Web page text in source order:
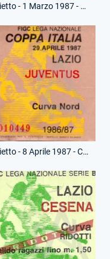
Biglietto - 1 Marzo 1987 - Campionato Serie B - Lazio-Pescara
Biglietto - 8 Aprile 1987 - Coppa Italia - Lazio-Juventus